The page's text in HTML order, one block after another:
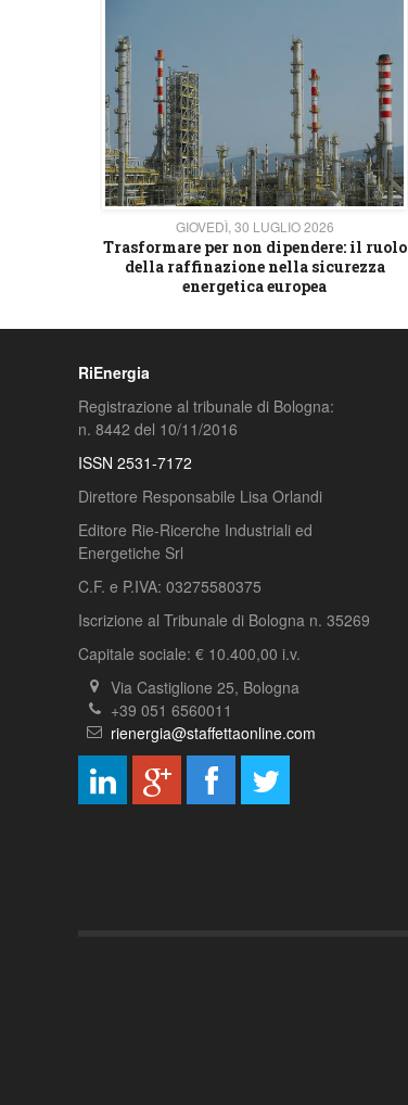
GIOVEDÌ, 30 LUGLIO 2026
Trasformare per non dipendere: il ruolo
della raffinazione nella sicurezza
energetica europea
RiEnergia
Registrazione al tribunale di Bologna:
n. 8442 del 10/11/2016
ISSN 2531-7172
Direttore Responsabile Lisa Orlandi
Editore Rie-Ricerche Industriali ed
Energetiche Srl
C.F. e P.IVA: 03275580375
Iscrizione al Tribunale di Bologna n. 35269
Capitale sociale: € 10.400,00 i.v.
Via Castiglione 25, Bologna
+39 051 6560011
rienergia@staffettaonline.com